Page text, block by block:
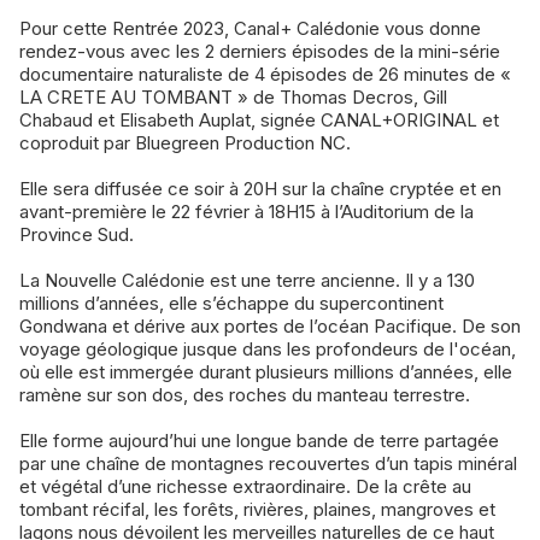
Pour cette Rentrée 2023, Canal+ Calédonie vous donne
rendez-vous avec les 2 derniers épisodes de la mini-série
documentaire naturaliste de 4 épisodes de 26 minutes de «
LA CRETE AU TOMBANT » de Thomas Decros, Gill
Chabaud et Elisabeth Auplat, signée CANAL+ORIGINAL et
coproduit par Bluegreen Production NC.
Elle sera diffusée ce soir à 20H sur la chaîne cryptée et en
avant-première le 22 février à 18H15 à l’Auditorium de la
Province Sud.
La Nouvelle Calédonie est une terre ancienne. Il y a 130
millions d’années, elle s’échappe du supercontinent
Gondwana et dérive aux portes de l’océan Pacifique. De son
voyage géologique jusque dans les profondeurs de l'océan,
où elle est immergée durant plusieurs millions d’années, elle
ramène sur son dos, des roches du manteau terrestre.
Elle forme aujourd’hui une longue bande de terre partagée
par une chaîne de montagnes recouvertes d’un tapis minéral
et végétal d’une richesse extraordinaire. De la crête au
tombant récifal, les forêts, rivières, plaines, mangroves et
lagons nous dévoilent les merveilles naturelles de ce haut